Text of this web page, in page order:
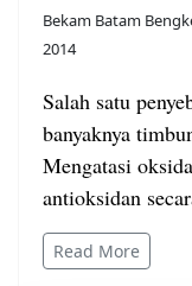
Bekam Batam
2014
Salah satu
banyaknya
Mengatasi
antioksidan
Read More